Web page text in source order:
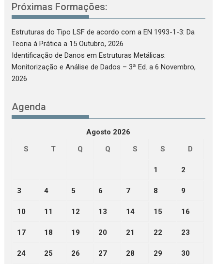
Próximas Formações:
Estruturas do Tipo LSF de acordo com a EN 1993-1-3: Da
Teoria à Prática a 15 Outubro, 2026
Identificação de Danos em Estruturas Metálicas:
Monitorização e Análise de Dados – 3ª Ed. a 6 Novembro,
2026
Agenda
Agosto 2026
S
T Q Q S S D
1 2
3 4 5 6 7 8 9
10 11 12 13 14 15 16
17 18 19 20 21 22 23
24 25 26 27 28 29 30